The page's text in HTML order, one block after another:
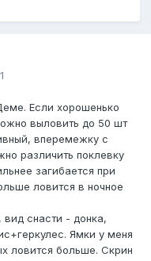
Если хорошенько
выловить до 50 шт
вперемежку с
различить поклевку
загибается при
ловится в ночное
снасти - донка,
Ямки у меня
ловится больше. Скрин